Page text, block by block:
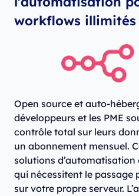
workflows illimités
Open source et auto-
développeurs et les PME
contrôle total sur leurs
un abonnement mensuel.
solutions
qui nécessitent le passage
sur votre propre serveur.